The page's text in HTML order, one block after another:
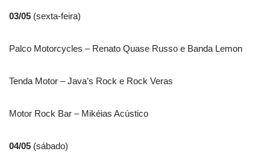
03/05 (sexta-feira)
Palco Motorcycles – Renato Quase Russo e Banda Lemon
Tenda Motor – Java’s Rock e Rock Veras
Motor Rock Bar – Mikéias Acústico
04/05 (sábado)